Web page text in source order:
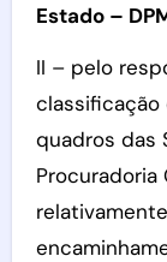
Estado –
II – pelo
quadros das
Procuradoria